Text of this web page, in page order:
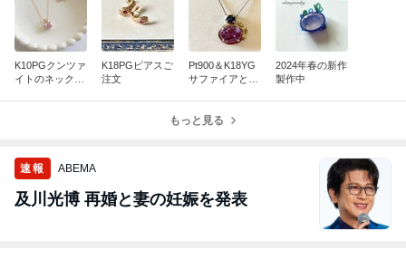
K10PGクンツァ
イトのネックレ
K18PGピアスご
注文
Pt900＆K18YG
サファイアとヤ
2024年春の新作
製作中
もっと見る
速報 ABEMA
及川光博 再婚と妻の妊娠を発表